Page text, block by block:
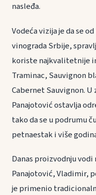
nasleđa.
Vodeća vizija je da se
vinograda Srbije,
koriste najkvalitetnije
Traminac, Sauvignon
Cabernet Sauvignon.
Panajotović ostavlja
tako da se u podrumu
petnaestak i više
Danas proizvodnju
Panajotović, Vladimir,
je primenio